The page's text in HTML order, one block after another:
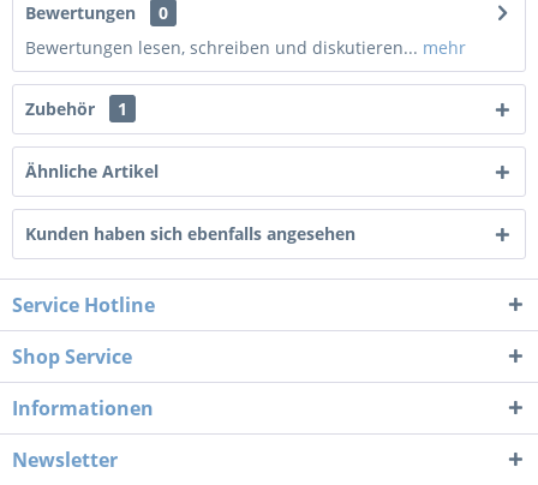
Bewertungen
0
Bewertungen lesen, schreiben und diskutieren... mehr
Zubehör 1
Ähnliche Artikel
Kunden haben sich ebenfalls angesehen
Service Hotline
Shop Service
Informationen
Newsletter